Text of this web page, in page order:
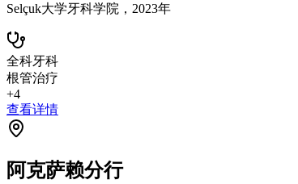
Selçuk大学牙科学院，2023年
全科牙科
根管治疗
+4
查看详情
阿克萨赖分行